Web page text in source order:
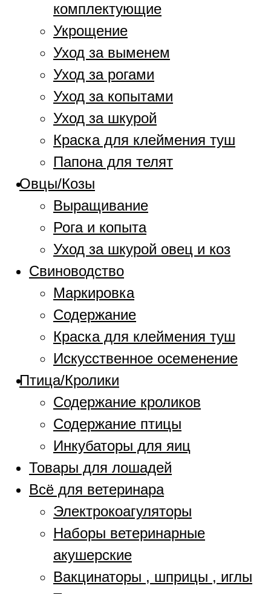
комплектующие
Укрощение
Уход за выменем
Уход за рогами
Уход за копытами
Уход за шкурой
Краска для клеймения туш
Папона для телят
Овцы/Козы
Выращивание
Рога и копыта
Уход за шкурой овец и коз
Свиноводство
Маркировка
Содержание
Краска для клеймения туш
Искусственное осеменение
Птица/Кролики
Содержание кроликов
Содержание птицы
Инкубаторы для яиц
Товары для лошадей
Всё для ветеринара
Электрокоагуляторы
Наборы ветеринарные
акушерские
Вакцинаторы , шприцы , иглы